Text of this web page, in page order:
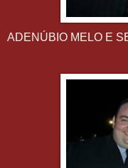
ADENÚBIO MELO E